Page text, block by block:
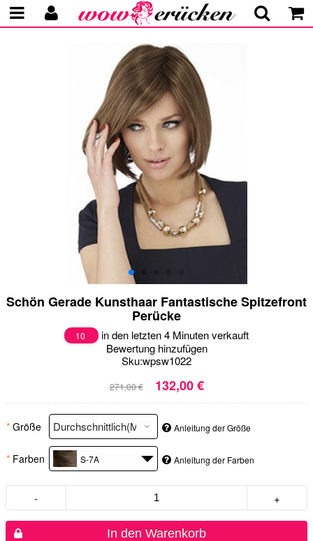
Schön Gerade Kunsthaar Fantastische Spitzefront
Perücke
10
in den letzten 4 Minuten verkauft
Bewertung hinzufügen
Sku:wpsw1022
271,00 € 132,00 €
* Größe Anleitung der Größe
* Farben S-7A Anleitung der Farben
- +
In den Warenkorb